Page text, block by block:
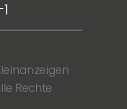
Rechte